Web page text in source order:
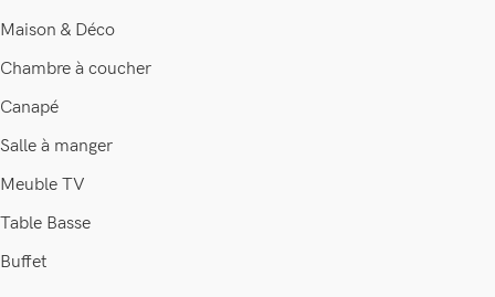
Maison & Déco
Chambre à coucher
Canapé
Salle à manger
Meuble TV
Table Basse
Buffet